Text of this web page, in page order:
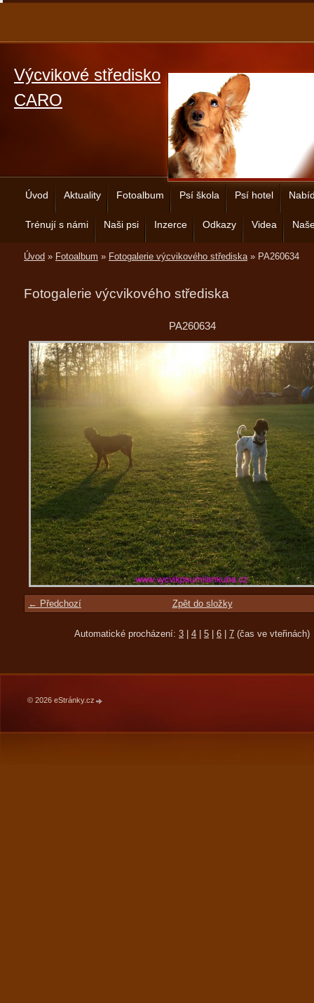
Výcvikové středisko
CARO
Úvod Aktuality Fotoalbum Psí škola Psí hotel
Trénují s námi Naši psi Inzerce Odkazy Videa
Úvod » Fotoalbum » Fotogalerie výcvikového střediska» PA260634
Fotogalerie výcvikového střediska
PA260634
← Předchozí Zpět do složky
Automatické procházení: 3 4 5 6 7 (čas ve vteřinách)
© 2026 eStránky.cz